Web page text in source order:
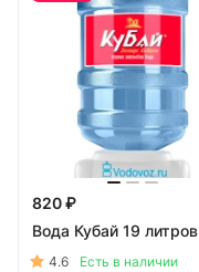
820 ₽
Вода Кубай 19 литров
4.6
Есть в наличии